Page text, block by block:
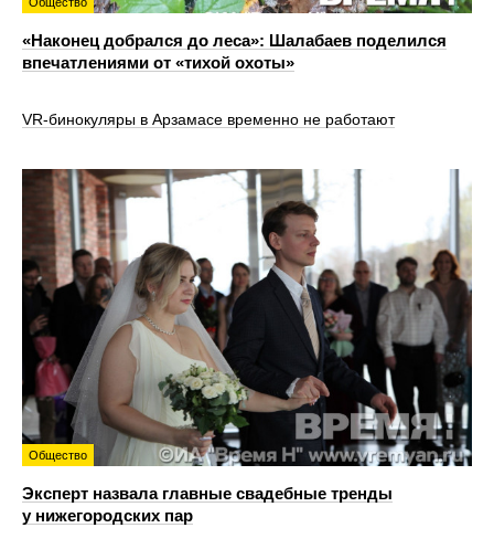
«Наконец добрался до леса»: Шалабаев поделился
впечатлениями от «тихой охоты»
VR‑бинокуляры в Арзамасе временно не работают
Общество
Эксперт назвала главные свадебные тренды
у нижегородских пар